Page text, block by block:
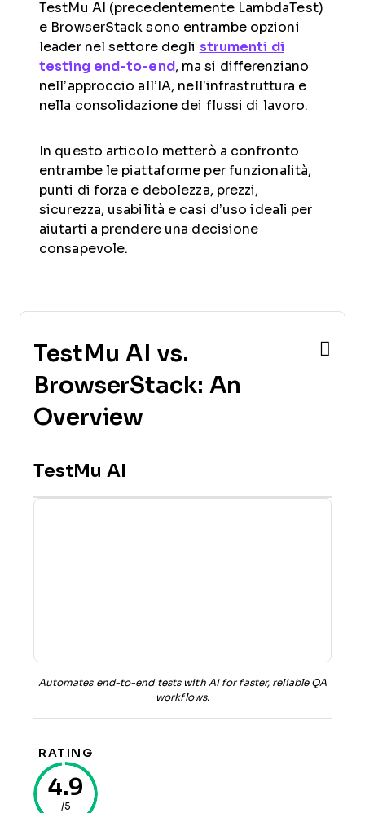
TestMu AI (precedentemente LambdaTest)
e BrowserStack sono entrambe opzioni
leader nel settore degli strumenti di
testing end-to-end, ma si differenziano
nell’approccio all’IA, nell’infrastruttura e
nella consolidazione dei flussi di lavoro.
In questo articolo metterò a confronto
entrambe le piattaforme per funzionalità,
punti di forza e debolezza, prezzi,
sicurezza, usabilità e casi d’uso ideali per
aiutarti a prendere una decisione
consapevole.
TestMu AI vs.
BrowserStack: An
Overview
TestMu AI
Automates end-to-end tests with AI for faster, reliable QA
workflows.
RATING
4.9
/5